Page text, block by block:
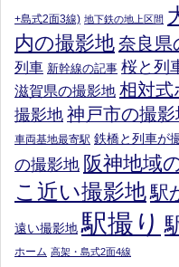
+島式2面3線) 地下鉄の地上区間
内の撮影地奈良県
列車 新幹線の記事 桜と列
滋賀県の撮影地 相対式
撮影地神戸市の撮影
車両基地最寄駅 鉄橋と列車が
の撮影地 阪神地域
こ近い撮影地駅
遠い撮影地 駅撮り
ホーム 高架・島式2面4線